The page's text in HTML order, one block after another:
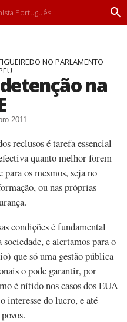
Português
P
NO PARLAMENTO
na
2011
reclusos é tarefa essencial
quanto melhor forem
os mesmos, seja no
ou nas próprias
condições é fundamental
sociedade, e alertamos para o
que só uma gestão pública
o pode garantir, por
é nítido nos casos dos EUA
interesse do lucro, e até